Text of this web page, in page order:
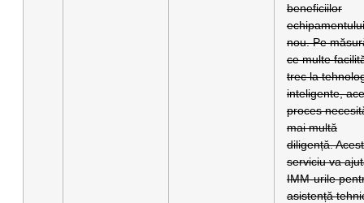
beneficiilor
echipamentului
nou. Pe
ce multe
trec la
inteligente,
proces
mai multă
diligență. Acest
serviciu va
IMM-urile
asistență